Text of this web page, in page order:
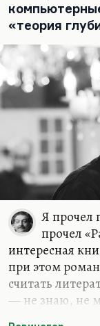
«теория
Я прочел
прочел
интересная
при этом
считать
— не знаю, не